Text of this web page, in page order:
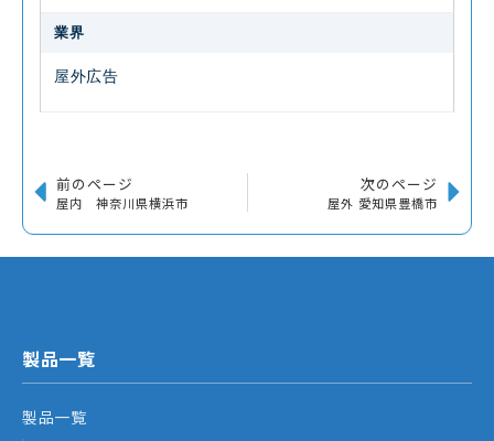
業界
屋外広告
前のページ
屋内 神奈川県横浜市
次のページ
屋外 愛知県豊橋市
製品一覧
製品一覧